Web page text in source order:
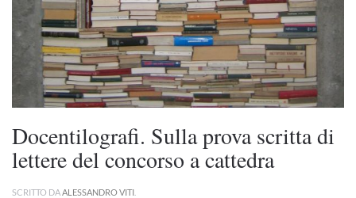
Docentilografi. Sulla prova scritta di
lettere del concorso a cattedra
SCRITTO DAALESSANDRO VITI